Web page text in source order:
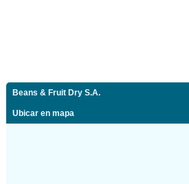
Beans & Fruit Dry S.A.
Ubicar en mapa